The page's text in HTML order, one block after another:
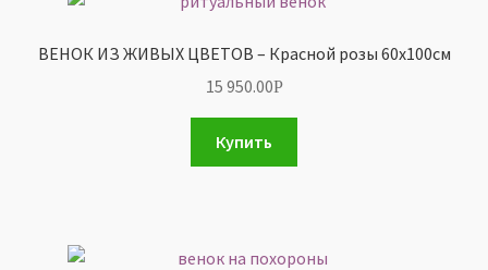
ВЕНОК ИЗ ЖИВЫХ ЦВЕТОВ – Красной розы 60х100см
15 950.00Р
Купить